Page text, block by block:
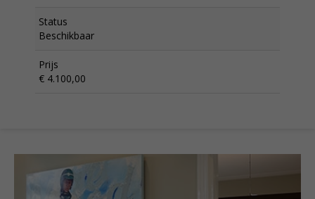
Status
Beschikbaar
Prijs
€ 4.100,00